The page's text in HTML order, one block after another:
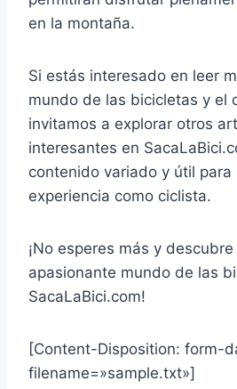
en la montaña.
Si estás interesado en leer
mundo de las bicicletas y el
invitamos a explorar otros
interesantes en
contenido variado y útil para
experiencia como ciclista.
¡No esperes más y
apasionante mundo de las
SacaLaBici.com!
[Content-Disposition: form-
filename=»sample.txt»]